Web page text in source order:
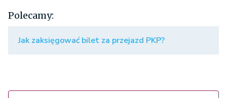
Polecamy:
Jak zaksięgować bilet za przejazd PKP?